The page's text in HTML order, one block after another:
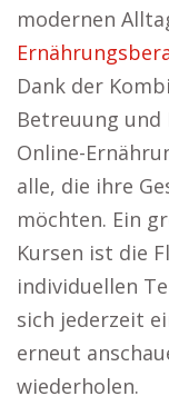
modernen
Dank der
Betreuung
Online-
alle, die ihre
möchten. Ein
Kursen ist die
individuellen
sich jederzeit
erneut
wiederholen.